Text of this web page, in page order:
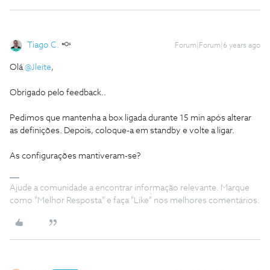
Tiago C. Forum|Forum|6 years ago
Olá@Jleite,
Obrigado pelo feedback..
Pedimos que mantenha a box ligada durante 15 min após alterar
as definições. Depois, coloque-a em standby e volte a ligar.
As configurações mantiveram-se?
Ajude a comunidade a encontrar informação relevante. Marque
como "Melhor Resposta" e faça "Like" nos melhores comentários.